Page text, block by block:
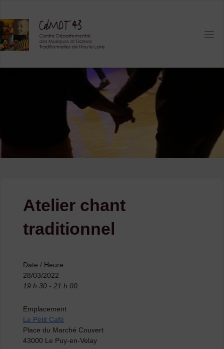
content
Atelier chant
traditionnel
Date / Heure
28/03/2022
19 h 30 - 21 h 00
Emplacement
Le Petit Café
Place du Marché Couvert
43000 Le Puy-en-Velay